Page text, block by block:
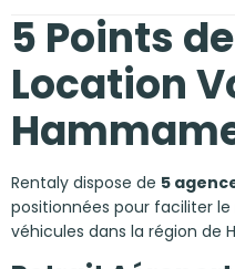
5 Points
Location
Rentaly dispose de 5
positionnées pour faciliter
véhicules dans la région de